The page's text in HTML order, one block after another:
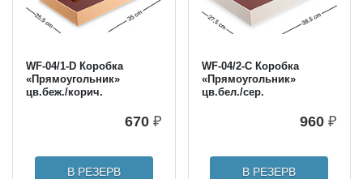
WF-04/1-D Коробка
«Прямоугольник»
цв.беж./корич.
670 ₽
В РЕЗЕРВ
WF-04/2-C Коробка
«Прямоугольник»
цв.бел./сер.
960 ₽
В РЕЗЕРВ